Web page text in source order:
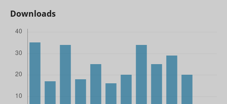
Downloads